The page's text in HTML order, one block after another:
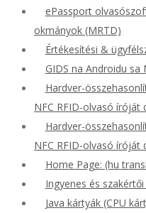
ePassport
okmányok (MRTD)
Értékesítési &
GIDS na Androidu
Hardver-
NFC RFID-olvasó íróját
Hardver-
NFC RFID-olvasó íróját
Home Page: (hu
Ingyenes és
Java kártyák (CPU